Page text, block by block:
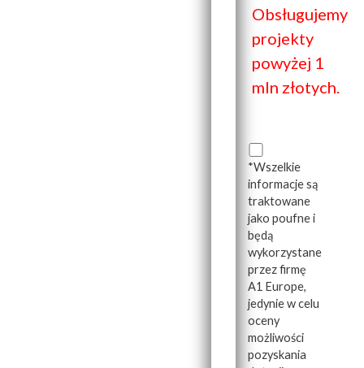
Obsługujemy
projekty
powyżej 1
mln złotych.
*Wszelkie
informacje są
traktowane
jako poufne i
będą
wykorzystane
przez firmę
A1 Europe,
jedynie w celu
oceny
możliwości
pozyskania